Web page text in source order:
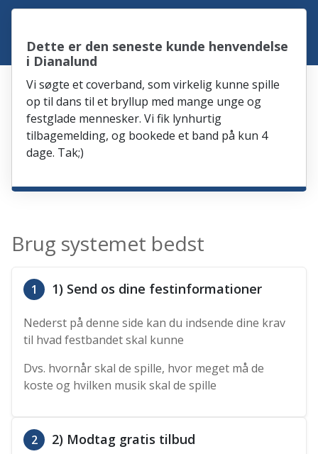
Dette er den seneste kunde henvendelse
i Dianalund
Vi søgte et coverband, som virkelig kunne spille
op til dans til et bryllup med mange unge og
festglade mennesker. Vi fik lynhurtig
tilbagemelding, og bookede et band på kun 4
dage. Tak;)
Brug systemet bedst
1 1) Send os dine festinformationer
Nederst på denne side kan du indsende dine krav
til hvad festbandet skal kunne
Dvs. hvornår skal de spille, hvor meget må de
koste og hvilken musik skal de spille
2 2) Modtag gratis tilbud